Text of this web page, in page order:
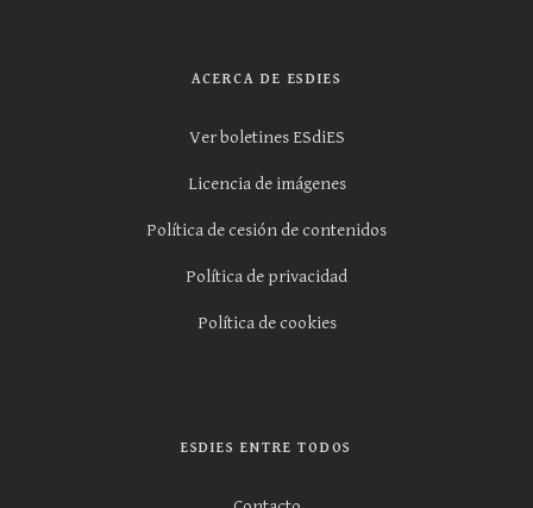
ACERCA DE ESDIES
Ver boletines ESdiES
Licencia de imágenes
Política de cesión de contenidos
Política de privacidad
Política de cookies
ESDIES ENTRE TODOS